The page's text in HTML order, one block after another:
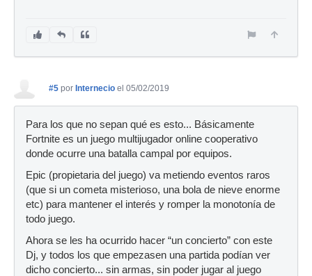
#5 por Internecio el 05/02/2019
Para los que no sepan qué es esto... Básicamente
Fortnite es un juego multijugador online cooperativo
donde ocurre una batalla campal por equipos.
Epic (propietaria del juego) va metiendo eventos raros
(que si un cometa misterioso, una bola de nieve enorme
etc) para mantener el interés y romper la monotonía de
todo juego.
Ahora se les ha ocurrido hacer “un concierto” con este
Dj, y todos los que empezasen una partida podían ver
dicho concierto... sin armas, sin poder jugar al juego